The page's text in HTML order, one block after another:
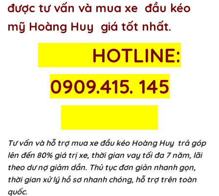
được tư vấn và mua xe đầu kéo
mỹ Hoàng Huy giá tốt nhất.
HOTLINE:
0909.415. 145
Tư vấn và hỗ trợ mua xe đầu kéo Hoàng Huy trả góp
lên đến 80% giá trị xe, thời gian vay tối đa 7 năm, lãi
theo dư nợ giảm dần. Thủ tục đơn giản nhanh gọn,
thời gian xử lý hồ sơ nhanh chóng, hỗ trợ trên toàn
quốc.